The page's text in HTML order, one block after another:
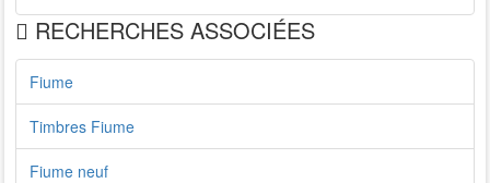
RECHERCHES ASSOCIÉES
Fiume
Timbres Fiume
Fiume neuf